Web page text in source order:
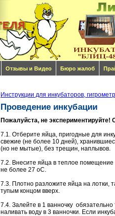
Отзывы и Видео Бюро жалоб
Инструкции для инкубаторов,
Проведение инкубации
Пожалуйста, не экспериментируйте!
7.1. Отберите яйца, пригодные для
свежие (не более 10 дней),
(но не мытые), без трещин, наплывов.
7.2. Внесите яйца в теплое помещение
не более 27 оС.
7.3. Плотно разложите яйца на лотки,
тупым концом вверх.
7.4. Залейте в 1 ванночку
наливать воду в 3 ванночки. Если